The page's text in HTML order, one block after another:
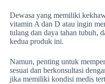
Dewasa yang memiliki
vitamin A dan D atau ingin
tulang dan daya tahan tubuh,
kedua produk ini.
Namun, penting untuk
sesuai dan berkonsultasi
jika memiliki kondisi medis